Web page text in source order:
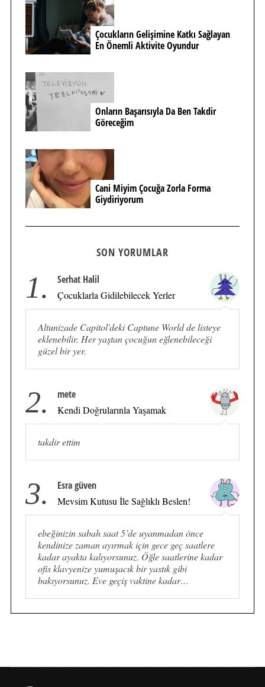
Çocukların Gelişimine Katkı Sağlayan
En Önemli Aktivite Oyundur
Onların Başarısıyla Da Ben Takdir
Göreceğim
Cani Miyim Çocuğa Zorla Forma
Giydiriyorum
SON YORUMLAR
1. Serhat Halil
Çocuklarla Gidilebilecek Yerler
Altunizade Capitol'deki Captune World de listeye
eklenebilir. Her yaştan çocuğun eğlenebileceği
güzel bir yer.
2. mete
Kendi Doğrularınla Yaşamak
takdir ettim
3. Esra güven
Mevsim Kutusu İle Sağlıklı Beslen!
ebeğinizin sabah saat 5’de uyanmadan önce
kendinize zaman ayırmak için gece geç saatlere
kadar ayakta kalıyorsunuz. Öğle saatlerine kadar
ofis klavyenize yumuşacık bir yastık gibi
bakıyorsunuz. Eve geçiş vaktine kadar…